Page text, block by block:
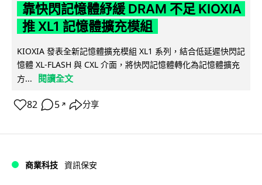
靠快閃記憶體紓緩 DRAM 不足 KIOXIA
推 XL1 記憶體擴充模組
KIOXIA 發表全新記憶體擴充模組 XL1 系列，結合低延遲快閃記
憶體 XL-FLASH 與 CXL 介面，將快閃記憶體轉化為記憶體擴充
方...
閱讀全文
82 5 ↗ 分享
商業科技 資訊保安